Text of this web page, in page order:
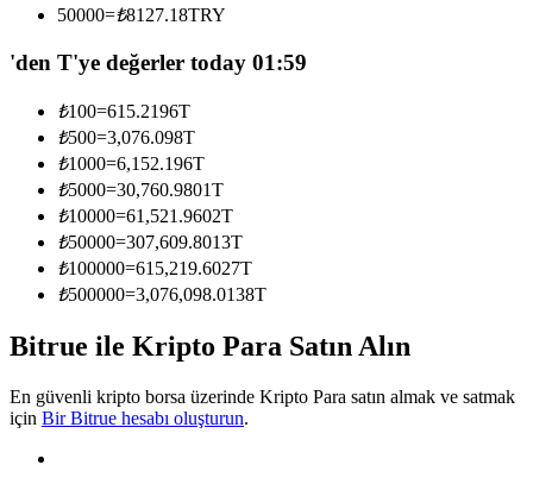
Bilgi
Ticaret bilgileri vb. dahil olmak üzere büyük veri analizi.
50000=₺8127.18TRY
'den T'ye değerler today 01:59
₺100=615.2196T
₺500=3,076.098T
₺1000=6,152.196T
₺5000=30,760.9801T
₺10000=61,521.9602T
₺50000=307,609.8013T
₺100000=615,219.6027T
₺500000=3,076,098.0138T
Bitrue ile Kripto Para Satın Alın
En güvenli kripto borsa üzerinde Kripto Para satın almak ve satmak
için Bir Bitrue hesabı oluşturun.